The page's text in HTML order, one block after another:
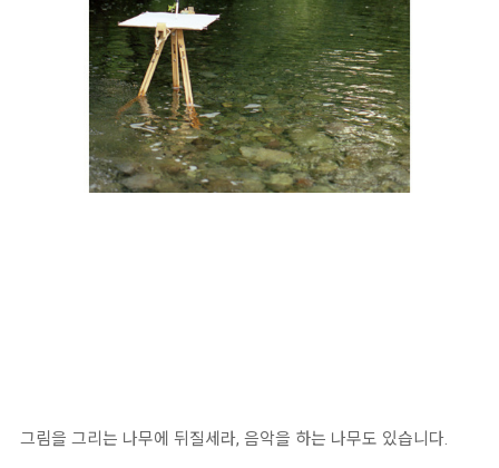
그림을 그리는 나무에 뒤질세라, 음악을 하는 나무도 있습니다.